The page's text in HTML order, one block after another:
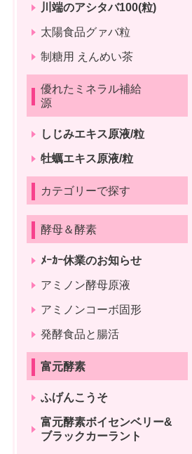
川端のアシタバ100(粒)
太陽食品グァバ粒
制糖用 えんめい茶
優れたミネラル補給
源
しじみエキス原液/粒
牡蠣エキス原液/粒
カテゴリーで探す
酵母＆酵素
ﾒｰｶｰ休業のお知らせ
アミノン酵母原液
アミノンコーボ固形
発酵食品と腸活
富元酵素
ふげんこうそ
富元酵素ボイセンベリー&
ブラックカーラント